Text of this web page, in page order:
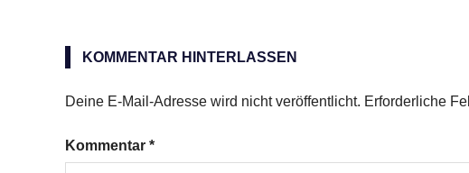
Rotwein
Amontillado
KOMMENTAR HINTERLASSEN
Deine E-Mail-Adresse wird nicht veröffentlicht. Erforderliche
Kommentar *